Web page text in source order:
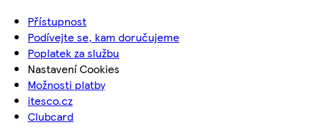
Přístupnost
Podívejte se, kam doručujeme
Poplatek za službu
Nastavení Cookies
Možnosti platby
itesco.cz
Clubcard